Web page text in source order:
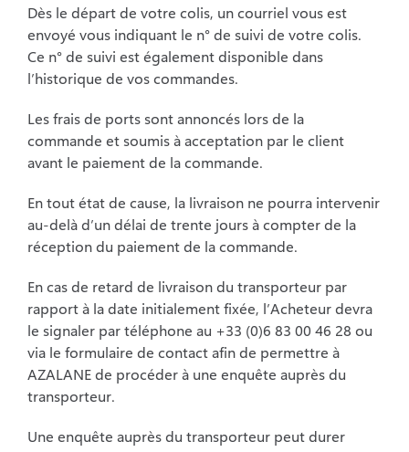
Dès le départ de votre colis, un courriel vous est
envoyé vous indiquant le n° de suivi de votre colis.
Ce n° de suivi est également disponible dans
l’historique de vos commandes.
Les frais de ports sont annoncés lors de la
commande et soumis à acceptation par le client
avant le paiement de la commande.
En tout état de cause, la livraison ne pourra intervenir
au-delà d’un délai de trente jours àcompter de la
réception du paiement de la commande.
En cas de retard de livraison du transporteur par
rapport à la date initialement fixée, l’Acheteurdevra
le signaler par téléphone au +33 (0)6 83 00 46 28 ou
via le formulaire de contact afin de permettre à
AZALANE de procéder à une enquête auprès du
transporteur.
Une enquête auprès du transporteur peut durer